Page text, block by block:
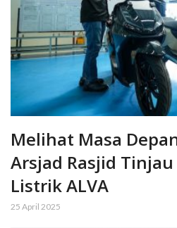
Melihat Masa
Arsjad Rasjid
Listrik ALVA
25 April 2025